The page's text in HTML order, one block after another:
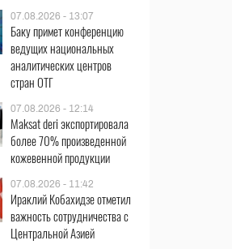
07.08.2026 - 13:07
Баку примет конференцию
ведущих национальных
аналитических центров
стран ОТГ
07.08.2026 - 12:14
Maksat deri экспортировала
более 70% произведенной
кожевенной продукции
07.08.2026 - 11:42
Ираклий Кобахидзе отметил
важность сотрудничества с
Центральной Азией